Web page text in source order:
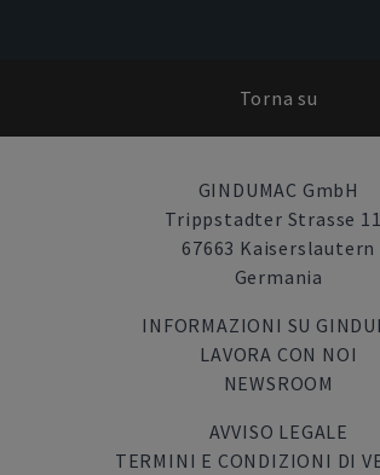
Torna su
GINDUMAC GmbH
Trippstadter Strasse
67663 Kaiserslautern
Germania
INFORMAZIONI SU
LAVORA CON NOI
NEWSROOM
AVVISO LEGALE
TERMINI E CONDIZIONI DI